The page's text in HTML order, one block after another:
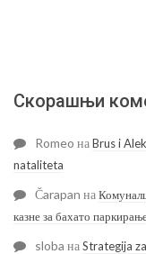
Скорашњи
Romeo наBrus i
nataliteta
Čarapan на
казне за бахато
sloba наStrategija